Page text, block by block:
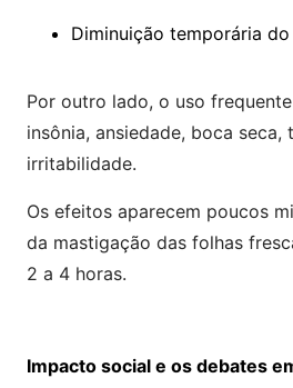
Diminuição temporária
Por outro lado, o uso
insônia, ansiedade, boca seca,
irritabilidade.
Os efeitos aparecem poucos
da mastigação das folhas
2 a 4 horas.
Impacto social e os debates